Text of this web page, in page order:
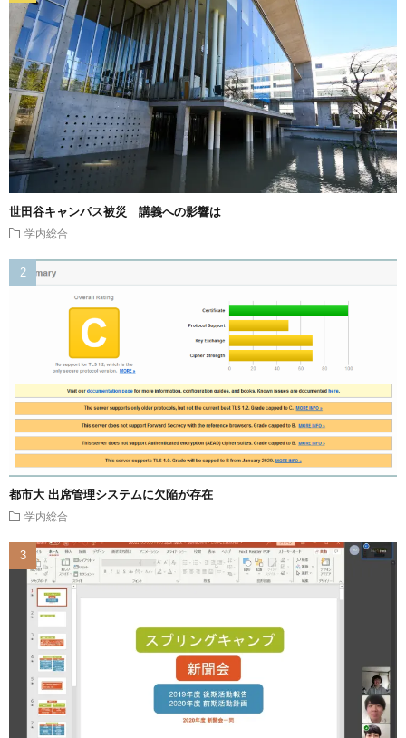
世田谷キャンパス被災 講義への影響は
学内総合
都市大 出席管理システムに欠陥が存在
学内総合